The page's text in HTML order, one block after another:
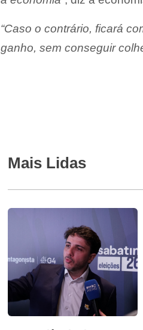
“Caso o contrário, ficará
ganho, sem conseguir
Mais Lidas